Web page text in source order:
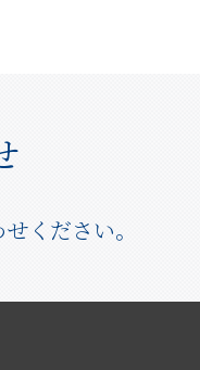
ください。